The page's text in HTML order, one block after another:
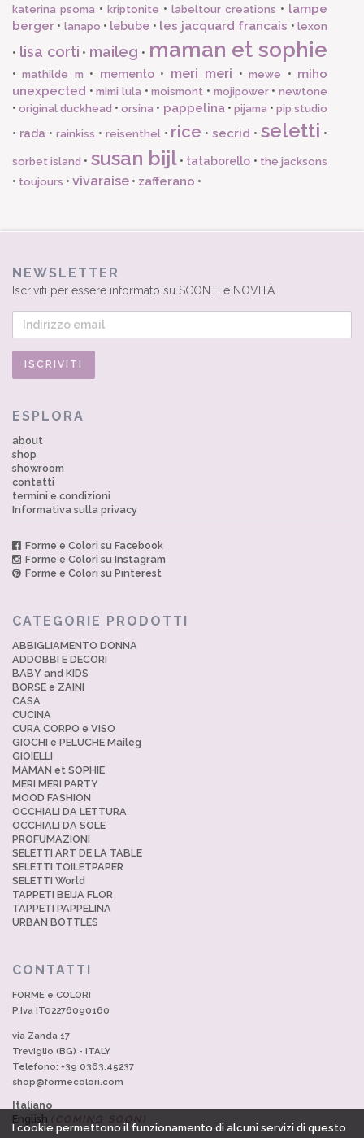
katerina psoma • kriptonite • labeltour creations • lampe
berger • lanapo • lebube • les jacquard francais •lexon
• lisa corti • maileg • maman et sophie
•mathilde m • memento• meri meri •mewe • miho
unexpected •mimi lula •moismont • mojipower•newtone
•original duckhead •orsina • pappelina• pijama • pip studio
• rada • rainkiss • reisenthel• rice •secrid •seletti •
sorbet island • susan bijl• tataborello • the jacksons
• toujours • vivaraise • zafferano •
NEWSLETTER
Iscriviti per essere informato su SCONTI e NOVITÀ
ESPLORA
about
shop
showroom
contatti
termini e condizioni
Informativa sulla privacy
Forme e Colori su Facebook
Forme e Colori su Instagram
Forme e Colori su Pinterest
CATEGORIE PRODOTTI
ABBIGLIAMENTO DONNA
ADDOBBI E DECORI
BABY and KIDS
BORSE e ZAINI
CASA
CUCINA
CURA CORPO e VISO
GIOCHI e PELUCHE Maileg
GIOIELLI
MAMAN et SOPHIE
MERI MERI PARTY
MOOD FASHION
OCCHIALI DA LETTURA
OCCHIALI DA SOLE
PROFUMAZIONI
SELETTI ART DE LA TABLE
SELETTI TOILETPAPER
SELETTI World
TAPPETI BEIJA FLOR
TAPPETI PAPPELINA
URBAN BOTTLES
CONTATTI
FORME e COLORI
P.Iva IT02276090160
via Zanda 17
Treviglio (BG) - ITALY
Telefono: +39 0363.45237
shop@formecolori.com
Italiano
English (COMING SOON)
I cookie permettono il funzionamento di alcuni servizi di questo